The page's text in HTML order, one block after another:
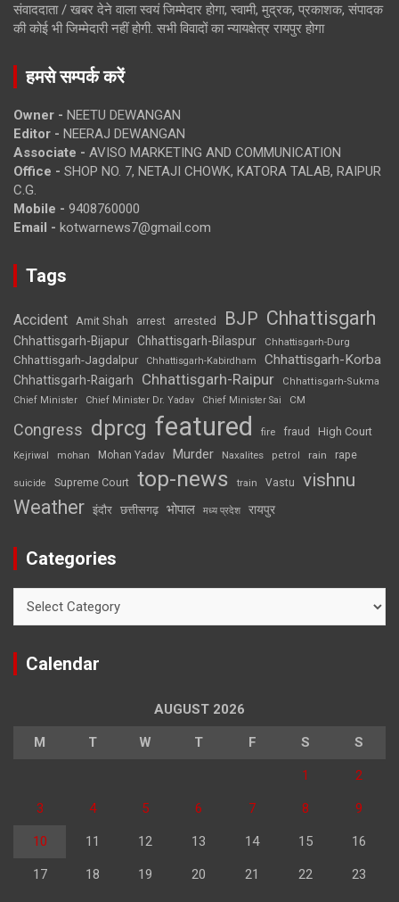
संवाददाता / खबर देने वाला स्वयं जिम्मेदार होगा, स्वामी, मुद्रक, प्रकाशक, संपादक
की कोई भी जिम्मेदारी नहीं होगी. सभी विवादों का न्यायक्षेत्र रायपुर होगा
हमसे सम्पर्क करें
Owner - NEETU DEWANGAN
Editor - NEERAJ DEWANGAN
Associate - AVISO MARKETING AND COMMUNICATION
Office - SHOP NO. 7, NETAJI CHOWK, KATORA TALAB, RAIPUR
C.G.
Mobile - 9408760000
Email - kotwarnews7@gmail.com
Tags
Accident Amit Shah arrest arrested BJP Chhattisgarh
Chhattisgarh-Bijapur Chhattisgarh-Bilaspur Chhattisgarh-Durg
Chhattisgarh-Jagdalpur Chhattisgarh-Kabirdham Chhattisgarh-Korba
Chhattisgarh-Raigarh Chhattisgarh-Raipur
Chhattisgarh-Sukma
Chief Minister
Chief Minister Dr. Yadav Chief Minister Sai CM
Congress dprcg featured fire fraud High Court
Kejriwal mohan Mohan Yadav Murder Naxalites petrol rain rape
suicide Supreme Court top-news train Vastu vishnu
Weather इंदौर छत्तीसगढ़ भोपाल मध्य प्रदेश रायपुर
Categories
Calendar
AUGUST 2026
M T W T F S S
1 2
3 4 5 6 7 8 9
10 11 12 13 14 15 16
17 18 19 20 21 22 23